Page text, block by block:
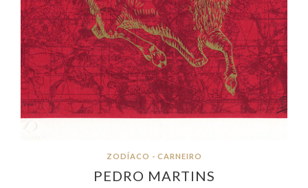
ZODÍACO - CARNEIRO
PEDRO MARTINS